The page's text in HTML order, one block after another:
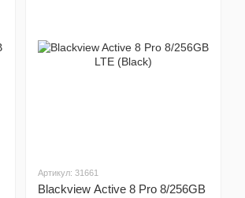
Артикул: 31661
Blackview Active 8 Pro 8/256GB